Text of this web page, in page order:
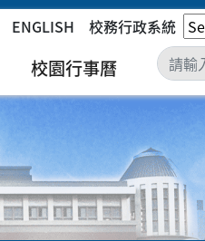
ENGLISH 校務行政系統
校園行事曆